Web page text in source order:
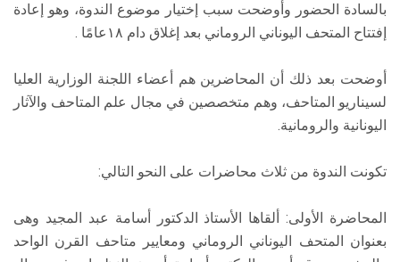
بالسادة الحضور وأوضحت سبب إختيار موضوع الندوة، وهو إعادة
إفتتاح المتحف اليوناني الروماني بعد إغلاق دام ١٨عامًا .
أوضحت بعد ذلك أن المحاضرين هم أعضاء اللجنة الوزارية العليا
لسيناريو المتاحف، وهم متخصصين في مجال علم المتاحف والآثار
اليونانية والرومانية.
تكونت الندوة من ثلاث محاضرات على النحو التالي:
المحاضرة الأولى: ألقاها الأستاذ الدكتور أسامة عبد المجيد وهى
بعنوان المتحف اليوناني الروماني ومعايير متاحف القرن الواحد